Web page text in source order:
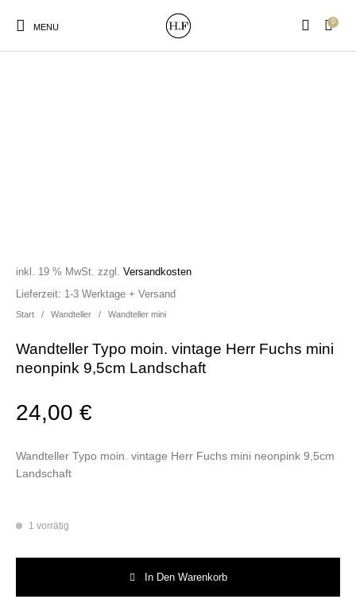
MENU
0
Poster&Notizbücher
für den Kopf
Start / Wandteller / Wandteller mini
Wandteller Typo moin. vintage Herr Fuchs mini
neonpink 9,5cm Landschaft
24,00€
inkl. 19 % MwSt. zzgl.Versandkosten
Wandteller Typo moin. vintage Herr Fuchs mini neonpink 9,5cm
Landschaft
Lieferzeit: 1-3 Werktage + Versand
1 vorrätig
In Den Warenkorb